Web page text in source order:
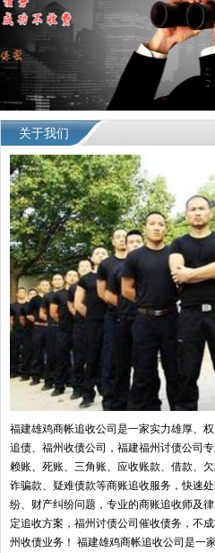
关于我们
福建雄鸡商帐追收公司是一家实力雄厚、
追债、福州收债公司，福建福州讨债公司
赖账、死账、三角账、应收账款、借款、
诈骗款、疑难债款等商账追收服务，快速
纷、财产纠纷问题，专业的商账追收师及
定追收方案，福州讨债公司催收债务，不
州收债业务！ 福建雄鸡商帐追收公司是一